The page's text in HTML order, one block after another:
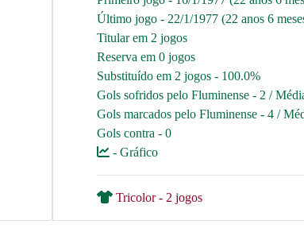
Último jogo - 22/1/1977 (22 anos 6
Titular em 2 jogos
Reserva em 0 jogos
Substituído em 2 jogos - 100.0%
Gols sofridos pelo Fluminense - 2 /
Gols marcados pelo Fluminense - 4 /
Gols contra - 0
- Gráfico
Tricolor - 2 jogos